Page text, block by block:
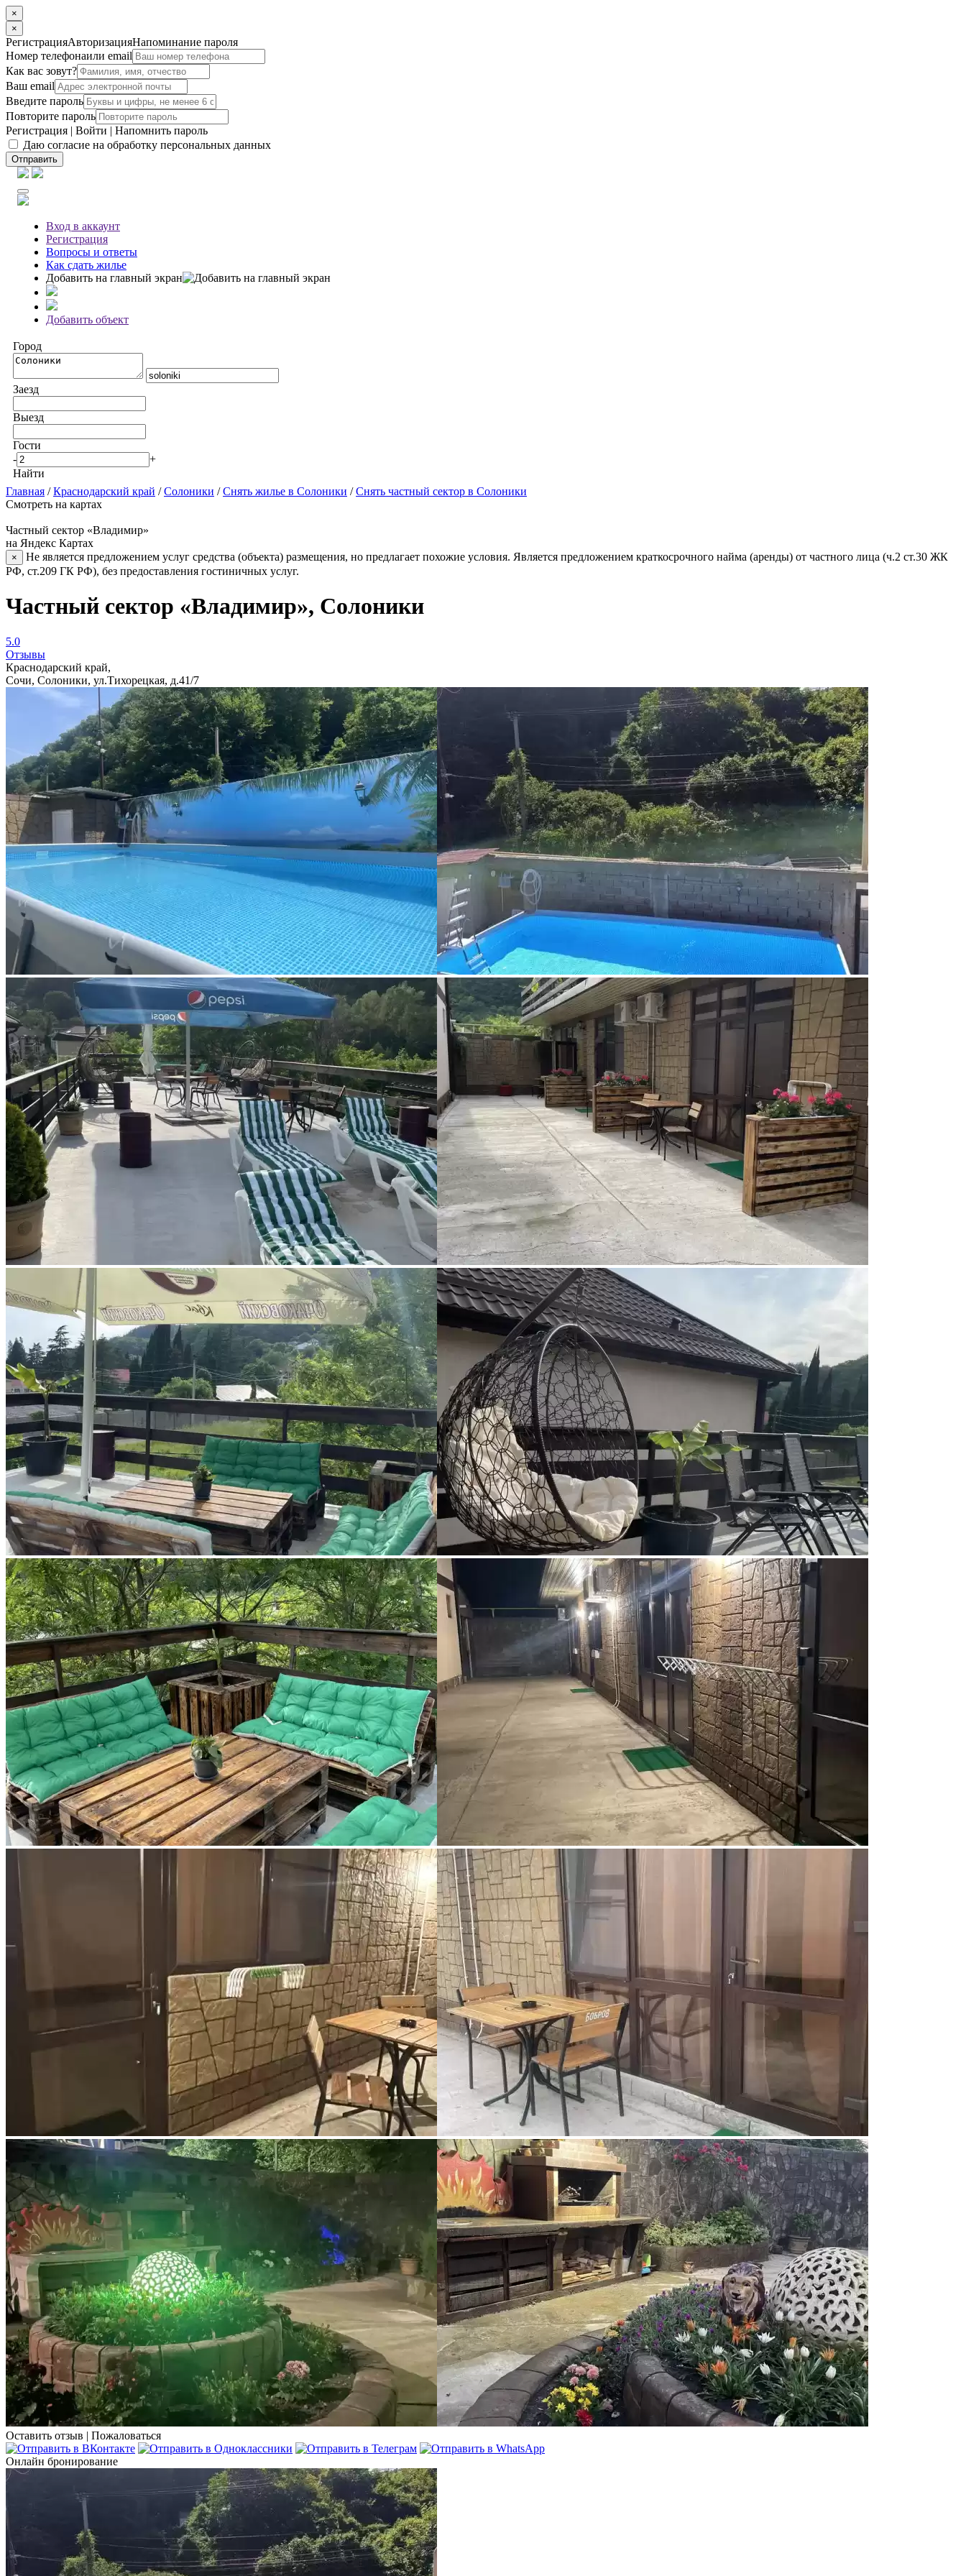
×
×
РегистрацияАвторизацияНапоминание пароля
Номер телефонаили email
Как вас зовут?
Ваш email
Введите пароль
Повторите пароль
Регистрация | Войти | Напомнить пароль
Даю согласие на обработку персональных данных
Отправить
Вход в аккаунт
Регистрация
Вопросы и ответы
Как сдать жилье
Добавить на главный экран
Добавить объект
Город
Заезд
Выезд
Гости
-
+
Найти
Главная /Краснодарский край /Солоники /Снять жилье в Солоники /Снять частный сектор в Солоники
Смотреть на картах
Частный сектор «Владимир»
на Яндекс Картах
×
Не является предложением услуг средства (объекта) размещения, но предлагает похожие условия. Является предложением краткосрочного найма (аренды) от частного лица (ч.2 ст.30 ЖК
РФ, ст.209 ГК РФ), без предоставления гостиничных услуг.
Частный сектор «Владимир», Солоники
5.0
Отзывы
Краснодарский край,
Сочи, Солоники, ул.Тихорецкая, д.41/7
Оставить отзыв | Пожаловаться
Онлайн бронирование